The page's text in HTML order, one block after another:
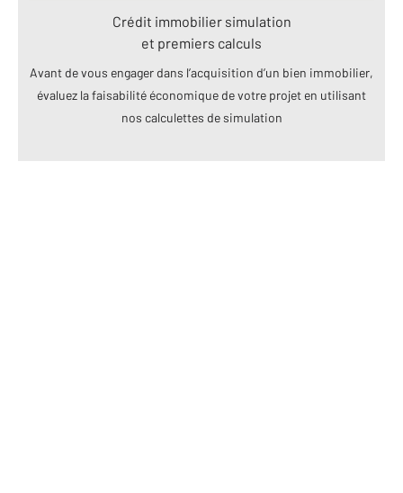
Crédit immobilier simulation
et premiers calculs
Avant de vous engager dans l’acquisition d’un bien immobilier,
évaluez la faisabilité économique de votre projet en utilisant
nos calculettes de simulation